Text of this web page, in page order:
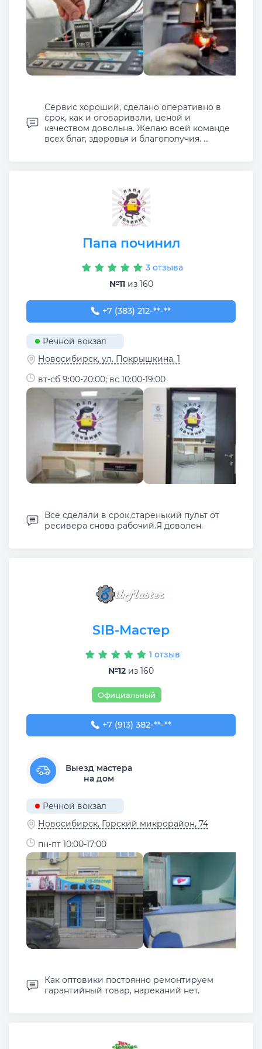
Сервис хороший, сделано оперативно в
срок, как и оговаривали, ценой и
качеством довольна. Желаю всей команде
всех благ, здоровья и благополучия. ...
Папа починил
3 отзыва
№11из 160
+7 (383) 212-71-36
+7 (383) 212-**-**
Речной вокзал
Новосибирск, ул. Покрышкина, 1
вт-сб 9:00-20:00; вс 10:00-19:00
Все сделали в срок,старенький пульт от
ресивера снова рабочий.Я доволен.
SIB-Мастер
1 отзыв
№12 из 160
Официальный
+7 (913) 382-09-50
+7 (913) 382-**-**
Выезд мастера
на дом
Речной вокзал
Новосибирск, ​Горский микрорайон, 74
пн-пт 10:00-17:00
Как оптовики постоянно ремонтируем
гарантийный товар, нареканий нет.